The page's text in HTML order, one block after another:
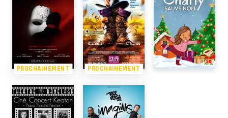
PROCHAINEMENT PROCHAINEMENT